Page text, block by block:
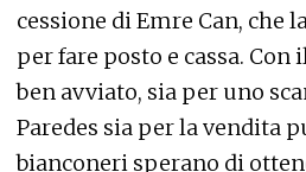
cessione di Emre Can, che
per fare posto e cassa. Con
ben avviato, sia per uno
Paredes sia per la vendita
bianconeri sperano di